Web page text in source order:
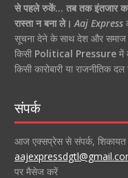
से पहले रुकें… तब तक इंतजार करें
रास्ता न बना ले। Aaj Express
सूचना देने के साथ देश और समाज
किसी Political Pressureमें
किसी कारोबारी या राजनीतिक
संपर्क
आज एक्सप्रेस से संपर्क,
पर मैसेज करें